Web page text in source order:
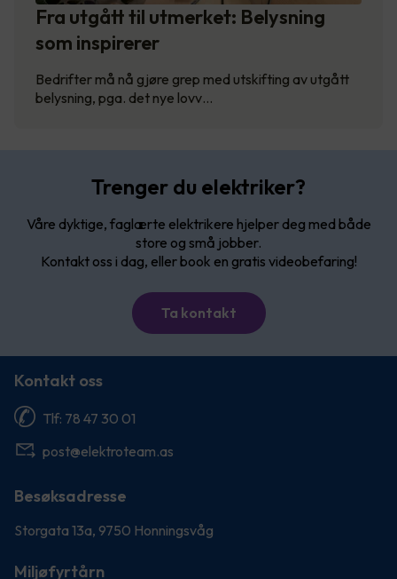
Fra utgått til utmerket: Belysning
som inspirerer
Bedrifter må nå gjøre grep med utskifting av utgått
belysning, pga. det nye lovv…
Trenger du elektriker?
Våre dyktige, faglærte elektrikere hjelper deg med både
store og små jobber.
Kontakt oss i dag, eller book en gratis videobefaring!
Ta kontakt
Kontakt oss
Tlf: 78 47 30 01
post@elektroteam.as
Besøksadresse
Storgata 13a, 9750 Honningsvåg
Miljøfyrtårn